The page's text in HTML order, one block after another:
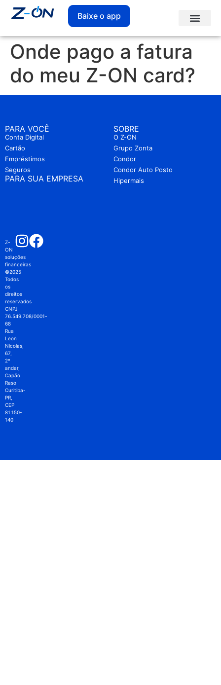
Baixe o app
Onde pago a fatura
do meu Z-ON card?
PARA VOCÊ
Conta Digital
Cartão
Empréstimos
Seguros
PARA SUA EMPRESA
SOBRE
O Z-ON
Grupo Zonta
Condor
Condor Auto Posto
Hipermais
Z-
ON
soluções
financeiras
©2025
Todos
os
direitos
reservados
CNPJ
76.549.708/0001-
68
Rua
Leon
Nícolas,
67,
2º
andar,
Capão
Raso
Curitiba-
PR,
CEP
81.150-
140